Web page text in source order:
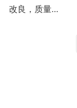
改良，质量…